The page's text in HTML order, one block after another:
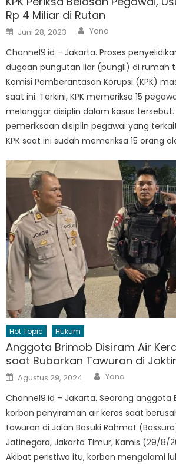
Rp 4 Miliar di Rutan
Posted
on
Juni 28, 2023 Author
Yana
Channel9.id – Jakarta. Proses
dugaan pungutan liar (pungli) di rumah
Komisi Pemberantasan Korupsi (KPK)
saat ini. Terkini, KPK memeriksa 15
melanggar disiplin dalam kasus tersebut.
pemeriksaan disiplin pegawai yang
KPK saat ini sudah memeriksa 15 orang
Hot Topic Hukum
Anggota Brimob Disiram Air
saat Bubarkan Tawuran di
Posted
on
Agustus 29, 2024 Author
Yana
Channel9.id – Jakarta. Seorang anggota
korban penyiraman air keras saat
tawuran di Jalan Basuki Rahmat
Jatinegara, Jakarta Timur, Kamis (29/8/
Akibat peristiwa itu, korban mengalami